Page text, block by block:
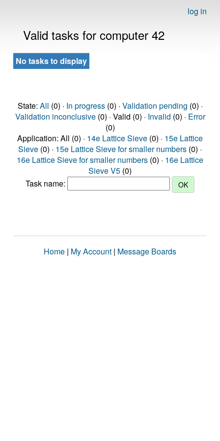
log in
Valid tasks for computer 42
No tasks to display
State: All (0) · In progress(0) · Validation pending (0) ·
Validation inconclusive(0) · Valid (0) · Invalid (0) · Error
(0)
Application: All (0) · 14e Lattice Sieve (0) · 15e Lattice
Sieve (0) · 15e Lattice Sieve for smaller numbers (0) ·
16e Lattice Sieve for smaller numbers (0) · 16e Lattice
Sieve V5 (0)
Task name:
Home | My Account | Message Boards